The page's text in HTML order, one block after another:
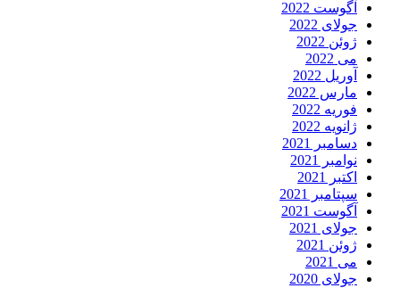
آگوست 2022
جولای 2022
ژوئن 2022
می 2022
آوریل 2022
مارس 2022
فوریه 2022
ژانویه 2022
دسامبر 2021
نوامبر 2021
اکتبر 2021
سپتامبر 2021
آگوست 2021
جولای 2021
ژوئن 2021
می 2021
جولای 2020